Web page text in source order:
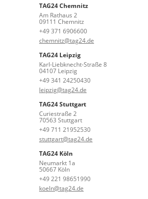
TAG24 Chemnitz
Am Rathaus 2
09111 Chemnitz
+49 371 6906600
chemnitz@tag24.de
TAG24 Leipzig
Karl-Liebknecht-Straße 8
04107 Leipzig
+49 341 24250430
leipzig@tag24.de
TAG24 Stuttgart
Curiestraße 2
70563 Stuttgart
+49 711 21952530
stuttgart@tag24.de
TAG24 Köln
Neumarkt 1a
50667 Köln
+49 221 98651990
koeln@tag24.de